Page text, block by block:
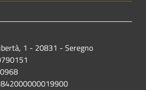
1 - 20831 - Seregno